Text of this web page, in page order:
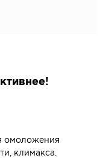
омоложения
климакса.